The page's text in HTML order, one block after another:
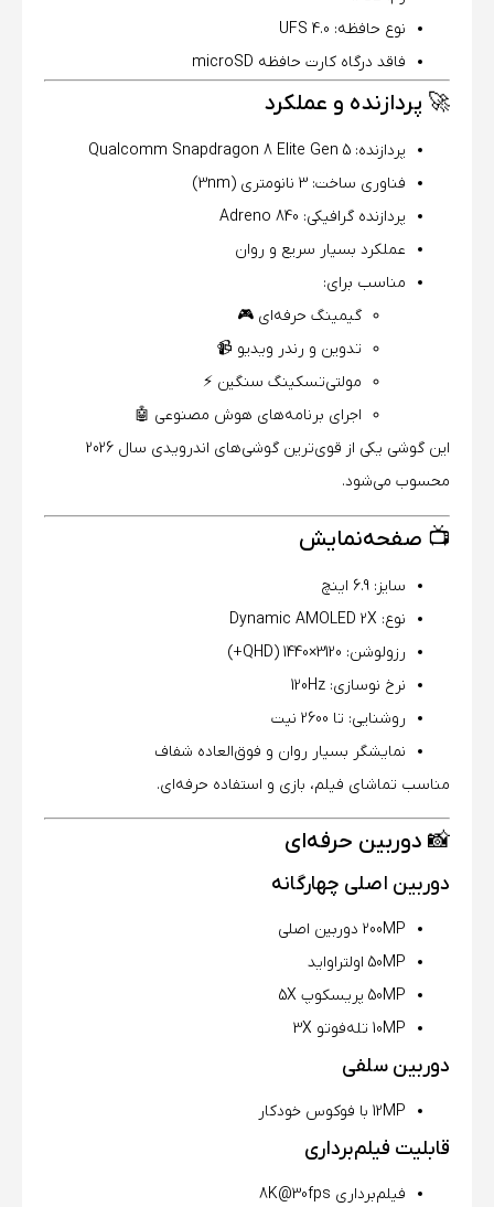
نوع حافظه: UFS 4.0
فاقد درگاه کارت حافظه microSD
🚀 پردازنده و عملکرد
پردازنده: Qualcomm Snapdragon 8 Elite Gen 5
فناوری ساخت: 3 نانومتری (3nm)
پردازنده گرافیکی: Adreno 840
عملکرد بسیار سریع و روان
مناسب برای:
گیمینگ حرفه‌ای 🎮
تدوین و رندر ویدیو 📹
مولتی‌تسکینگ سنگین ⚡
اجرای برنامه‌های هوش مصنوعی 🤖
این گوشی یکی از قوی‌ترین گوشی‌های اندرویدی سال 2026
محسوب می‌شود.
📺 صفحه‌نمایش
سایز: 6.9 اینچ
نوع: Dynamic AMOLED 2X
رزولوشن: 3120×1440 (QHD+)
نرخ نوسازی: 120Hz
روشنایی: تا 2600 نیت
نمایشگر بسیار روان و فوق‌العاده شفاف
مناسب تماشای فیلم، بازی و استفاده حرفه‌ای.
📸 دوربین حرفه‌ای
دوربین اصلی چهارگانه
200MP دوربین اصلی
50MP اولتراواید
50MP پریسکوپ 5X
10MP تله‌فوتو 3X
دوربین سلفی
12MP با فوکوس خودکار
قابلیت فیلم‌برداری
فیلم‌برداری 8K@30fps